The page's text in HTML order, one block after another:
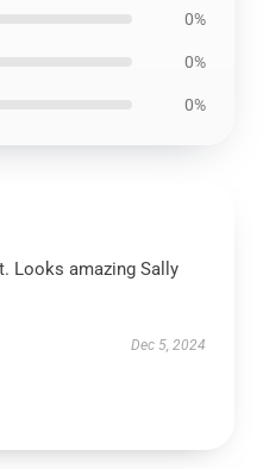
0%
0%
0%
Looks amazing Sally
Dec 5, 2024